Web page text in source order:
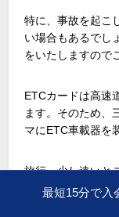
特に、事故を起こ
い場合もあるでし
をいたしますので
ETCカードは高速
ます。そのため、
マにETC車載器を
旅行、少し遠いと
ェアーズをご利用
最短15分で入